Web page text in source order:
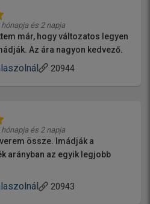
és 2 napja
már, hogy változatos legyen
Az ára nagyon kedvező.
20944
és 2 napja
össze. Imádják a
arányban az egyik legjobb
20943